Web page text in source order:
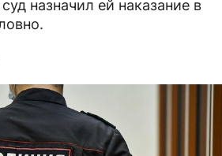
назначил ей наказание в